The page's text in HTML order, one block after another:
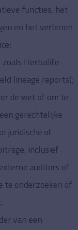
functies, het
en het verlenen
Herbalife-
lineage reports);
de wet of om te
gerechtelijke
juridische of
inclusief
auditors of
te onderzoeken of
van een